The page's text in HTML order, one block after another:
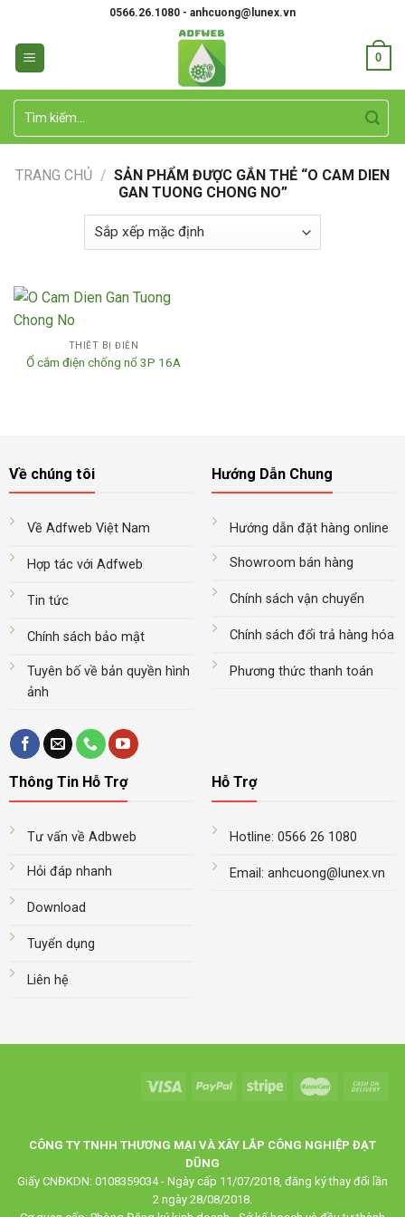
content
0566.26.1080 - anhcuong@lunex.vn
0
Tìm
TRANG CHỦ / SẢN PHẨM ĐƯỢC GẮN THẺ “O CAM DIEN
GAN TUONG CHONG NO”
THIẾT BỊ ĐIỆN
Ổ cắm điện chống nổ 3P 16A
Về chúng tôi
Về Adfweb Việt Nam
Hợp tác với Adfweb
Tin tức
Chính sách bảo mật
Tuyên bố về bản quyền hình
ảnh
Hướng Dẫn Chung
Hướng dẫn đặt hàng online
Showroom bán hàng
Chính sách vận chuyển
Chính sách đổi trả hàng hóa
Phương thức thanh toán
Thông Tin Hỗ Trợ
Tư vấn về Adbweb
Hỏi đáp nhanh
Download
Tuyển dụng
Liên hệ
Hỗ Trợ
Hotline: 0566 26 1080
Email: anhcuong@lunex.vn
CÔNG TY TNHH THƯƠNG MẠI VÀ XÂY LẮP CÔNG NGHIỆP ĐẠT
DŨNG
Giấy CNĐKDN: 0108359034 - Ngày cấp 11/07/2018, đăng ký thay đổi lần
2 ngày 28/08/2018.